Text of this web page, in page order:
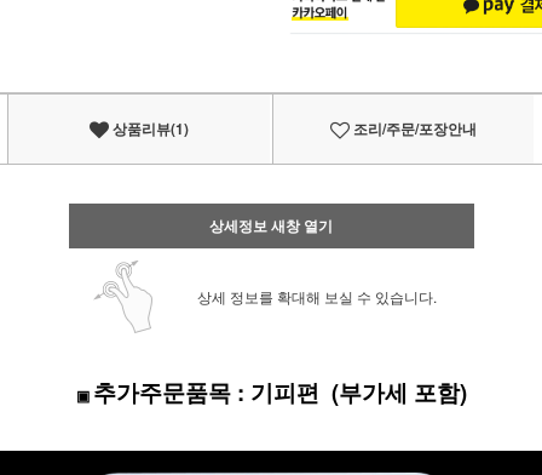
상품리뷰(1) 조리/주문/포장안내
상세정보 새창 열기
상세 정보를 확대해 보실 수 있습니다.
▣ 추가주문품목: 기피편 (부가세 포함)